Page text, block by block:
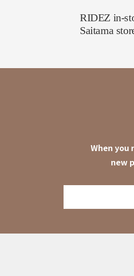
RIDEZ in-
Saitama
When you
new